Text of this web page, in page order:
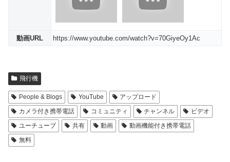
動画URL https://www.youtube.com/watch?v=70GiyeOy1Ac
飛行機
People & Blogs YouTube
アップロード
カメラ付き携帯電話
コミュニティ チャンネル
ビデオ
ユーチューブ
共有 動画
動画機能付き携帯電話
無料